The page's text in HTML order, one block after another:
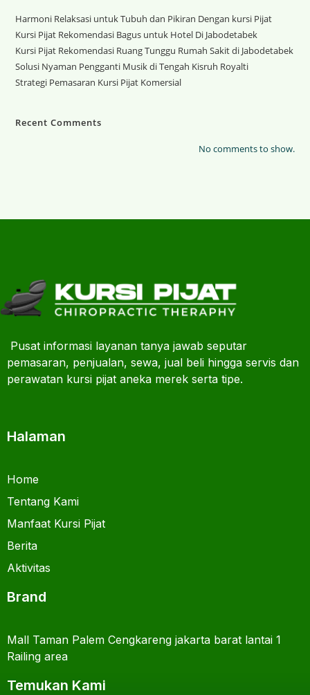
Harmoni Relaksasi untuk Tubuh dan Pikiran Dengan kursi Pijat
Kursi Pijat Rekomendasi Bagus untuk Hotel Di Jabodetabek
Kursi Pijat Rekomendasi Ruang Tunggu Rumah Sakit di Jabodetabek
Solusi Nyaman Pengganti Musik di Tengah Kisruh Royalti
Strategi Pemasaran Kursi Pijat Komersial
Recent Comments
No comments to show.
Pusat informasi layanan tanya jawab seputar
pemasaran, penjualan, sewa, jual beli hingga servis dan
perawatan kursi pijat aneka merek serta tipe.
Halaman
Home
Tentang Kami
Manfaat Kursi Pijat
Berita
Aktivitas
Brand
Mall Taman Palem Cengkareng jakarta barat lantai 1
Railing area
Temukan Kami